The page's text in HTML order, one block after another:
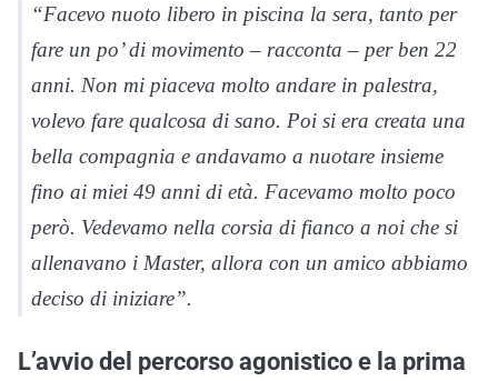
“Facevo nuoto libero in piscina la sera, tanto per
fare un po’ di movimento – racconta – per ben 22
anni. Non mi piaceva molto andare in palestra,
volevo fare qualcosa di sano. Poi si era creata una
bella compagnia e andavamo a nuotare insieme
fino ai miei 49 anni di età. Facevamo molto poco
però. Vedevamo nella corsia di fianco a noi che si
allenavano i Master, allora con un amico abbiamo
deciso di iniziare”.
L’avvio del percorso agonistico e la prima